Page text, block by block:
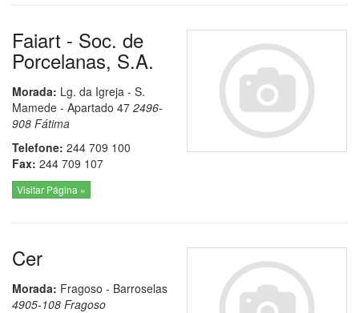
Faiart - Soc. de
Porcelanas, S.A.
Morada: Lg. da Igreja - S.
Mamede - Apartado 47 2496-
908 Fátima
Telefone: 244 709 100
Fax: 244 709 107
Visitar Página »
Cer
Morada: Fragoso - Barroselas
4905-108 Fragoso